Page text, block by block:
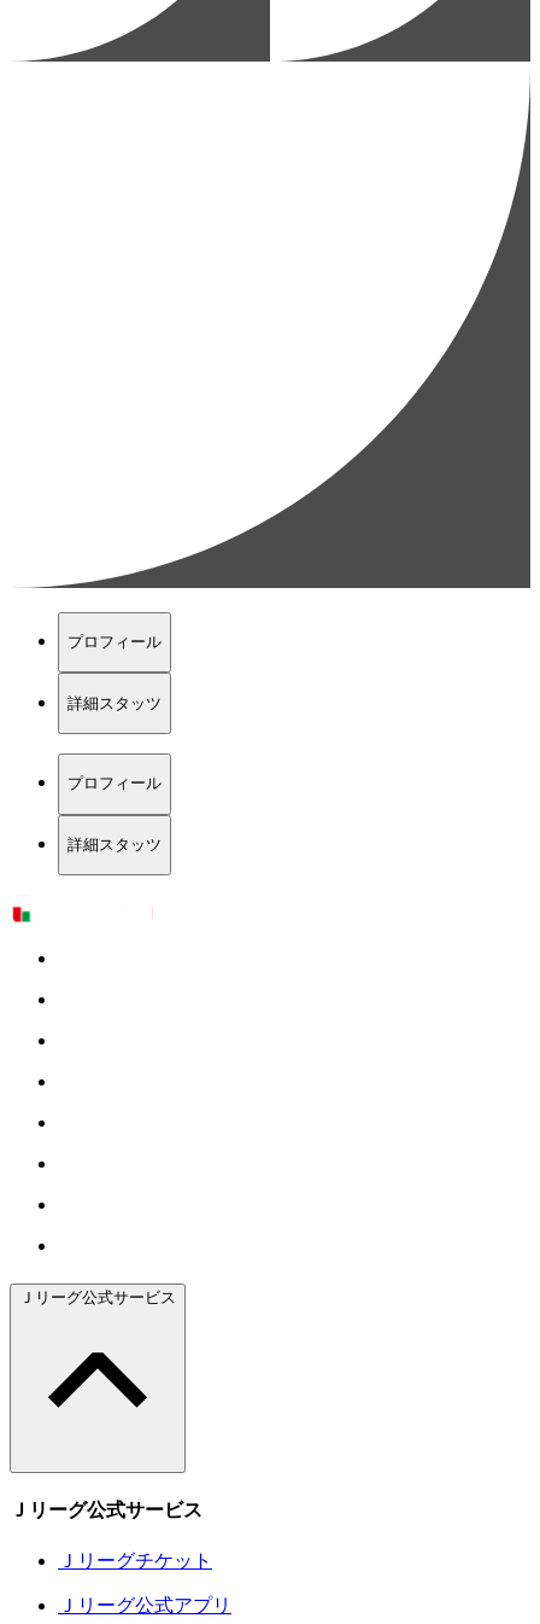
プロフィール
詳細スタッツ
プロフィール
詳細スタッツ
Ｊリーグ公式サービス
Ｊリーグ公式サービス
Ｊリーグチケット
Ｊリーグ公式アプリ